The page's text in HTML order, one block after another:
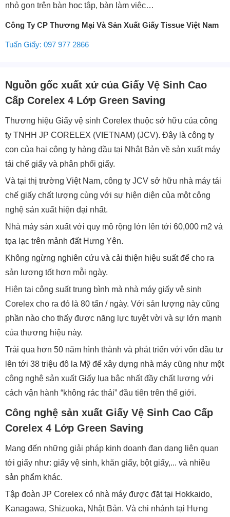
nhỏ gọn trên bàn học tập, bàn làm việc…
Công Ty CP Thương Mại Và Sản Xuất Giấy Tissue Việt Nam
Tuấn Giấy: 097 977 2866
Nguồn gốc xuất xứ của Giấy Vệ Sinh Cao
Cấp Corelex 4 Lớp Green Saving
Thương hiệu Giấy vệ sinh Corelex thuộc sở hữu của công
ty TNHH JP CORELEX (VIETNAM) (JCV). Đây là công ty
con của hai công ty hàng đầu tại Nhật Bản về sản xuất máy
tái chế giấy và phân phối giấy.
Và tại thị trường Việt Nam, công ty JCV sở hữu nhà máy tái
chế giấy chất lượng cùng với sự hiện diện của một công
nghệ sản xuất hiện đại nhất.
Nhà máy sản xuất với quy mô rộng lớn lên tới 60,000 m2 và
tọa lạc trên mảnh đất Hưng Yên.
Không ngừng nghiên cứu và cải thiện hiệu suất để cho ra
sản lượng tốt hơn mỗi ngày.
Hiện tại công suất trung bình mà nhà máy giấy vệ sinh
Corelex cho ra đó là 80 tấn / ngày. Với sản lượng này cũng
phần nào cho thấy được năng lực tuyệt vời và sự lớn mạnh
của thương hiệu này.
Trải qua hơn 50 năm hình thành và phát triển với vốn đầu tư
lên tới 38 triệu đô la Mỹ để xây dựng nhà máy cũng như một
công nghệ sản xuất Giấy lụa bậc nhất đầy chất lượng với
cách vận hành “không rác thải” đầu tiên trên thế giới.
Công nghệ sản xuất Giấy Vệ Sinh Cao Cấp
Corelex 4 Lớp Green Saving
Mang đến những giải pháp kinh doanh đan dạng liên quan
tới giấy như: giấy vệ sinh, khăn giấy, bột giấy,... và nhiều
sản phẩm khác.
Tập đoàn JP Corelex có nhà máy được đặt tại Hokkaido,
Kanagawa, Shizuoka, Nhật Bản. Và chi nhánh tại Hưng